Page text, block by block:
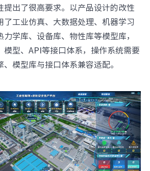
提出了很高要求。以产品设计的改性
了工业仿真、大数据处理、机器学习
学库、设备库、物性库等模型库，
模型、API等接口体系，操作系统需要
模型库与接口体系兼容适配。